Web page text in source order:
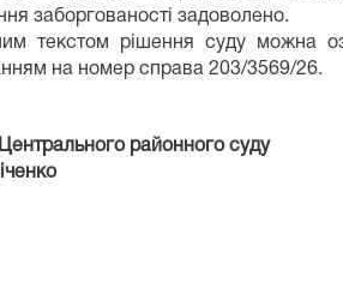
заборгованості задоволено.
текстом рішення суду можна
на номер справа 203/3569/26.
районного суду